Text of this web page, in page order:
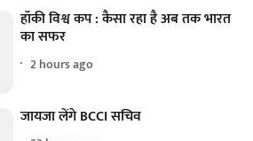
हॉकी विश्व कप : कैसा रहा है अब तक भारत
का सफर
2 hours ago
जायजा लेंगे BCCI सचिव